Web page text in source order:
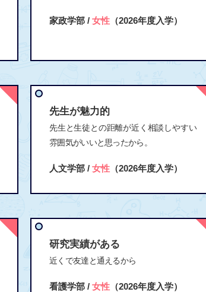
家政学部 / 女性 （2026年度入学）
先生が魅力的
先生と生徒との距離が近く相談しやすい
雰囲気がいいと思ったから。
人文学部 / 女性 （2026年度入学）
研究実績がある
近くで友達と通えるから
看護学部 / 女性 （2026年度入学）